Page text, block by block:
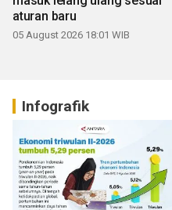
aturan baru
05 August 2026 18:01 WIB
Infografik